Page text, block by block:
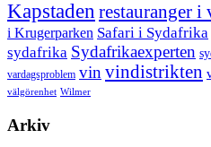
Kapstaden restauranger
i Krugerparken Safari i Sydafrika
sydafrika Sydafrikaexperten
vardagsproblem vin vindistrikten
välgörenhet Wilmer
Arkiv